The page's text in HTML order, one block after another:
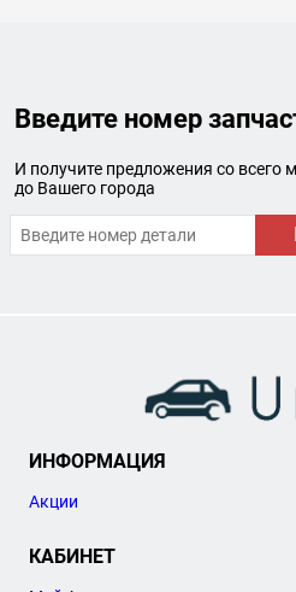
Введите номер
И получите предложения со всего
до Вашего города
ИНФОРМАЦИЯ
Акции
КАБИНЕТ